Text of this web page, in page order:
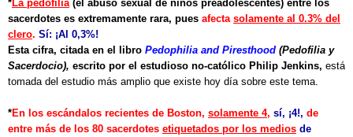
*La pedofilia (el abuso sexual de niños preadolescentes) entre los
sacerdotes es extremamente rara, pues afecta solamente al 0.3% del
clero. Sí: ¡Al 0,3%!
Esta cifra, citada en el libro Pedophilia and Piresthood (Pedofilia y
Sacerdocio), escrito por el estudioso no-católico Philip Jenkins, está
tomada del estudio más amplio que existe hoy día sobre este tema.
*En los escándalos recientes de Boston, solamente 4, sí, ¡4!, de
entre más de los 80 sacerdotes etiquetados por los medios de